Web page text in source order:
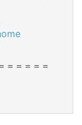
＝＝＝＝＝